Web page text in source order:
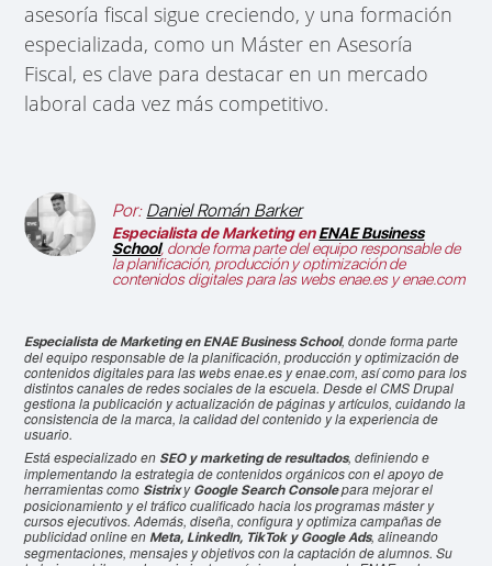
asesoría fiscal sigue creciendo, y una formación
especializada, como un Máster en Asesoría
Fiscal, es clave para destacar en un mercado
laboral cada vez más competitivo.
Por: Daniel Román Barker
Especialista de Marketing enENAE Business
School, donde forma parte del equipo responsable de
la planificación, producción y optimización de
contenidos digitales para las webs enae.es y enae.com
Especialista de Marketing en ENAE Business School, donde forma parte
del equipo responsable de la planificación, producción y optimización de
contenidos digitales para las webs enae.es y enae.com, así como para los
distintos canales de redes sociales de la escuela. Desde el CMS Drupal
gestiona la publicación y actualización de páginas y artículos, cuidando la
consistencia de la marca, la calidad del contenido y la experiencia de
usuario.
Está especializado en SEO y marketing de resultados, definiendo e
implementando la estrategia de contenidos orgánicos con el apoyo de
herramientas como Sistrixy Google Search Consolepara mejorar el
posicionamiento y el tráfico cualificado hacia los programas máster y
cursos ejecutivos. Además, diseña, configura y optimiza campañas de
publicidad online en Meta, LinkedIn, TikTok y Google Ads, alineando
segmentaciones, mensajes y objetivos con la captación de alumnos. Su